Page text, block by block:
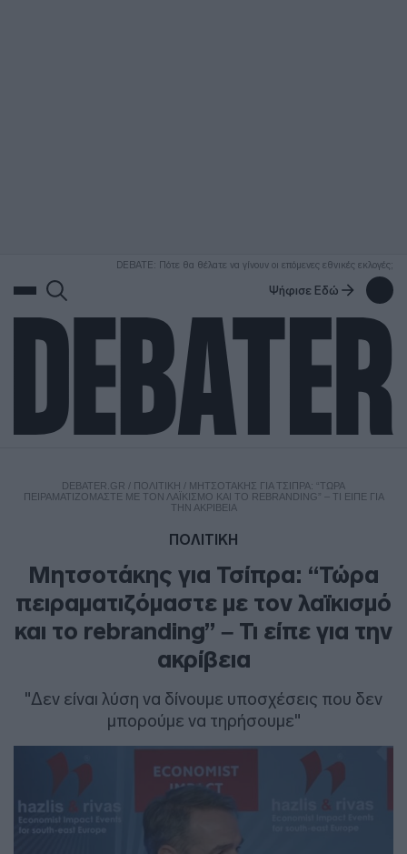
DEBATE: Πότε θα θέλατε να γίνουν οι επόμενες εθνικές εκλογές;
Ψήφισε Εδώ
DEBATER.GR / ΠΟΛΙΤΙΚΗ / ΜΗΤΣΟΤΆΚΗΣ ΓΙΑ ΤΣΊΠΡΑ: “ΤΏΡΑ
ΠΕΙΡΑΜΑΤΙΖΌΜΑΣΤΕ ΜΕ ΤΟΝ ΛΑΪΚΙΣΜΌ ΚΑΙ ΤΟ REBRANDING” – ΤΙ ΕΊΠΕ ΓΙΑ
ΤΗΝ ΑΚΡΊΒΕΙΑ
ΠΟΛΙΤΙΚΗ
Μητσοτάκης για Τσίπρα: “Τώρα
πειραματιζόμαστε με τον λαϊκισμό
και το rebranding” – Τι είπε για την
ακρίβεια
"Δεν είναι λύση να δίνουμε υποσχέσεις που δεν
μπορούμε να τηρήσουμε"